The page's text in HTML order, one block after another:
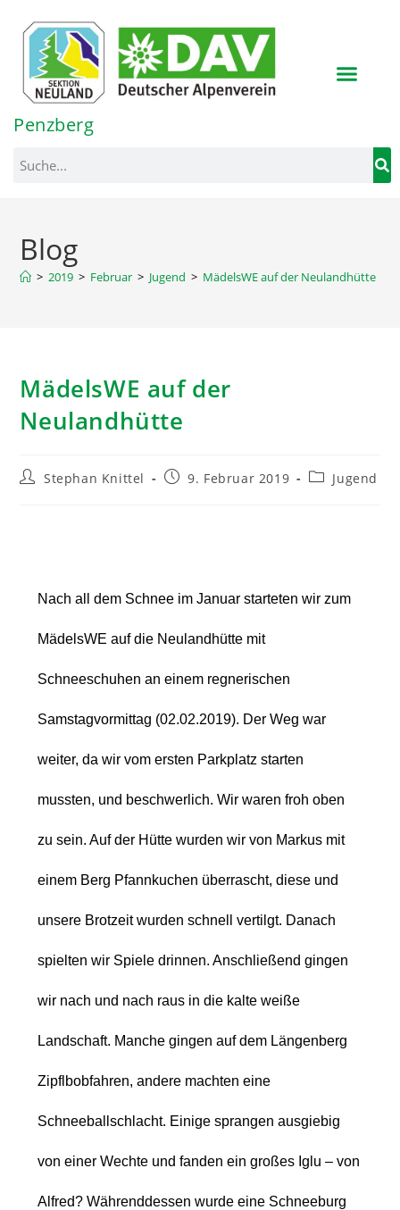
springen
Penzberg
Blog
> 2019 > Februar > Jugend > MädelsWE auf der Neulandhütte
MädelsWE auf der
Neulandhütte
Stephan Knittel 9. Februar 2019 Jugend
Nach all dem Schnee im Januar starteten wir zum
MädelsWEauf die Neulandhütte mit
Schneeschuhen an einem regnerischen
Samstagvormittag (02.02.2019). Der Weg war
weiter, da wir vom ersten Parkplatz starten
mussten, und beschwerlich. Wir waren froh oben
zu sein. Auf der Hütte wurden wir von Markus mit
einem Berg Pfannkuchen überrascht, diese und
unsere Brotzeit wurdenschnell vertilgt. Danach
spielten wir Spiele drinnen. Anschließend gingen
wir nach und nach raus in die kalte weiße
Landschaft. Manche gingen auf dem Längenberg
Zipflbobfahren, andere machten eine
Schneeballschlacht. Einigesprangen ausgiebig
von einer Wechte und fanden ein großes Iglu – von
Alfred?Währenddessen wurde eine Schneeburg